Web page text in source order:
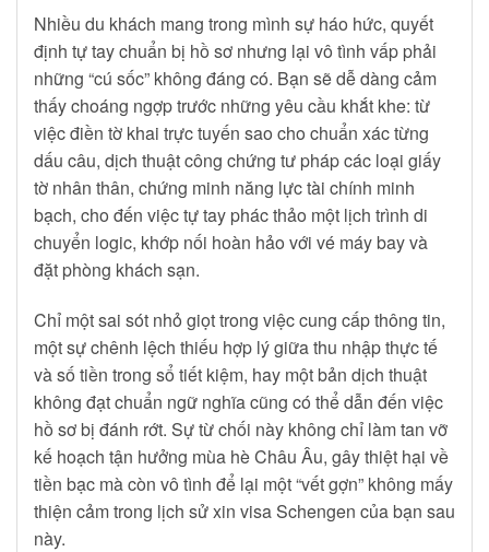
Nhiều du khách mang trong mình sự háo hức, quyết
định tự tay chuẩn bị hồ sơ nhưng lại vô tình vấp phải
những “cú sốc” không đáng có. Bạn sẽ dễ dàng cảm
thấy choáng ngợp trước những yêu cầu khắt khe: từ
việc điền tờ khai trực tuyến sao cho chuẩn xác từng
dấu câu, dịch thuật công chứng tư pháp các loại giấy
tờ nhân thân, chứng minh năng lực tài chính minh
bạch, cho đến việc tự tay phác thảo một lịch trình di
chuyển logic, khớp nối hoàn hảo với vé máy bay và
đặt phòng khách sạn.
Chỉ một sai sót nhỏ giọt trong việc cung cấp thông tin,
một sự chênh lệch thiếu hợp lý giữa thu nhập thực tế
và số tiền trong sổ tiết kiệm, hay một bản dịch thuật
không đạt chuẩn ngữ nghĩa cũng có thể dẫn đến việc
hồ sơ bị đánh rớt. Sự từ chối này không chỉ làm tan vỡ
kế hoạch tận hưởng mùa hè Châu Âu, gây thiệt hại về
tiền bạc mà còn vô tình để lại một “vết gợn” không mấy
thiện cảm trong lịch sử xin visa Schengen của bạn sau
này.